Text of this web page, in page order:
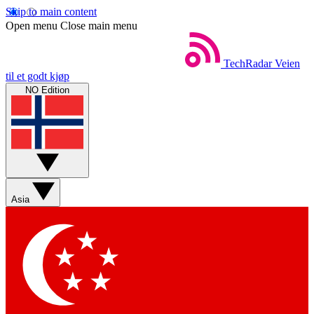
Skip to main content
Open menu Close main menu
TechRadar Veien
til et godt kjøp
NO Edition
Asia